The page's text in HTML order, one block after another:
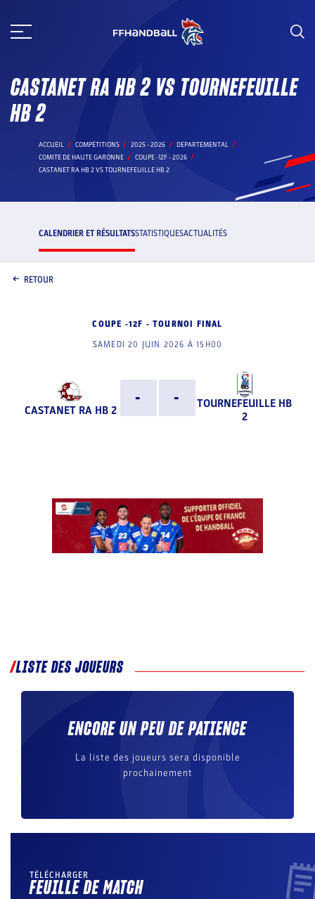
au
CASTANET RA HB 2 VS TOURNEFEUILLE
HB 2
ACCUEIL COMPÉTITIONS 2025 - 2026
DEPARTEMENTAL
COMITE DE HAUTE GARONNE
COUPE -12F - 2026
CASTANET RA HB 2 VS TOURNEFEUILLE HB 2
CALENDRIER ET RÉSULTATSSTATISTIQUESACTUALITÉS
RETOUR
COUPE -12F - TOURNOI FINAL
SAMEDI 20 JUIN 2026 À 15H00
CASTANET RA HB 2
- -
TOURNEFEUILLE HB
2
LISTE DES JOUEURS
ENCORE UN PEU DE PATIENCE
La liste des joueurs sera disponible
prochainement
TÉLÉCHARGER
FEUILLE DE MATCH